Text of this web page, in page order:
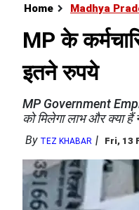
Home Madhya
MP के
इतने रुपये
MP Government
को मिलेगा लाभ और क्या हैं
By TEZ KHABAR Fri, 13